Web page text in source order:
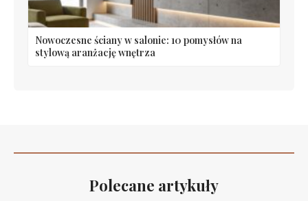
Nowoczesne ściany w salonie: 10 pomysłów na
stylową aranżację wnętrza
Polecane artykuły